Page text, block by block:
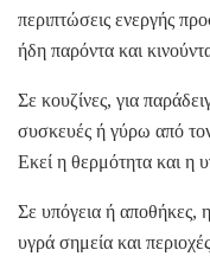
περιπτώσεις ενεργής
ήδη παρόντα και
Σε κουζίνες, για
συσκευές ή γύρω από
Εκεί η θερμότητα και η
Σε υπόγεια ή αποθήκες,
υγρά σημεία και